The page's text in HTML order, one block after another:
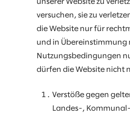
unserer Website zu
versuchen, sie zu
die Website nur für
und in Übereinstimmung
Nutzungsbedingungen
dürfen die Website nicht
Verstöße gegen
Landes-,